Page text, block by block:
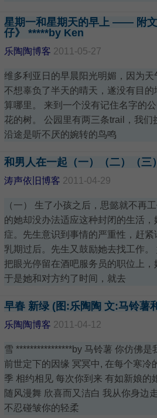
星期一和星期天的早上 —— 附
仔》 *****by Ken
乐陶陶博客 2011-05-27
维多利亚日的早晨阳光明媚，因为天
不想辜负了半天的晴天，遂没有目
算哪里。 来到一个没有记住名字的
花的树。 公园里有两三条trail，我们
沿途是听不厌的婉转的鸟鸣
和男人在一起（一）（二）（三）
涛声依旧博客 2011-04-29
（一） 生了小孩之后，思懿就不再
的她却没办法适应这种封闭的生活
症。先生意识到事情的严重性，赶
乳期过后。先生又鼓励她去找工作
把眼光停留在酒吧服务员的职位上，
于是她和对方约了时间，就去
早春 新绿 (图:乐陶陶 文:马铃薯
乐陶陶博客 2011-04-12
雪 ****************by 马铃薯 你仿佛是
前世定下的因缘 冥冥中, 在每个寒冷
季 相约相见 每次你到来 有如新娘的
随风漫舞 欣喜而又洁白 我从你身边
不忍碰皱你的轻柔